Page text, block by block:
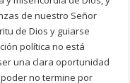
de nuestro Señor
de Dios y guiarse
política no está
una clara oportunidad
no termine por